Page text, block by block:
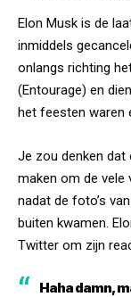
Elon Musk is de
inmiddels
onlangs richting
(Entourage) en
het feesten waren
Je zou denken dat
maken om de vele
nadat de foto’s
buiten kwamen.
Twitter om zijn
Haha damn,